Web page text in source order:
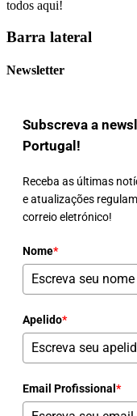
todos aqui!
Barra lateral
Newsletter
Subscreva a
Portugal!
Receba as últimas
e atualizações
correio eletrónico!
Nome*
Apelido*
Email Profissional *